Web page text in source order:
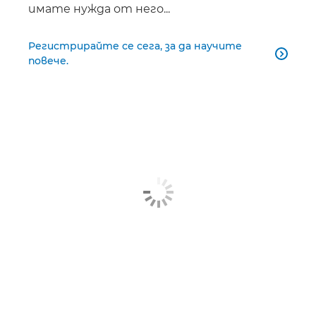
имате нужда от него...
Регистрирайте се сега, за да научите
повече.
